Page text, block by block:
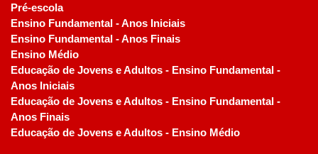
Pré-escola
Ensino Fundamental - Anos Iniciais
Ensino Fundamental - Anos Finais
Ensino Médio
Educação de Jovens e Adultos - Ensino Fundamental -
Anos Iniciais
Educação de Jovens e Adultos - Ensino Fundamental -
Anos Finais
Educação de Jovens e Adultos - Ensino Médio